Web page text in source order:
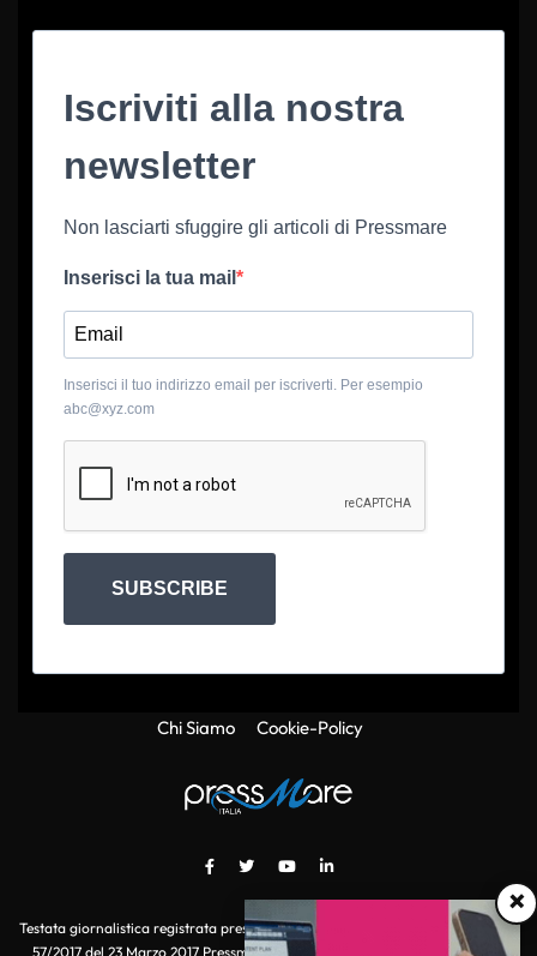
×
Iscriviti alla nostra
newsletter
Non lasciarti sfuggire gli articoli di Pressmare
Inserisci la tua mail
Inserisci il tuo indirizzo email per iscriverti. Per esempio
abc@xyz.com
SUBSCRIBE
Chi Siamo Cookie-Policy
Testata giornalistica registrata presso il Tribunale di Roma con autorizzazione
57/2017 del 23 Marzo 2017 Pressmare.it è un marchio di S.P.E.N. Srl - P.IVA